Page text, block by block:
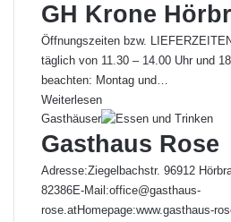
GH Krone
Öffnungszeiten bzw.
täglich von 11.30 – 14.00 Uhr und
beachten: Montag und…
Weiterlesen
Gasthäuser
Gasthaus Rose
Adresse:Ziegelbachstr. 96912
82386E-Mail:office@gasthaus-
rose.atHomepage:www.gasthaus-